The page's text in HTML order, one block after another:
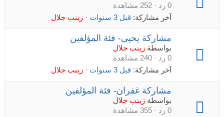
0 رد · 252 مشاهدة
آخر مشاركة: قبل 3 سنوات · زينب جلال
مشاركة يحيى- فئة المؤلفين
بواسطة زينب جلال
0 رد · 240 مشاهدة
آخر مشاركة: قبل 3 سنوات · زينب جلال
مشاركة غفران- فئة المؤلفين
بواسطة زينب جلال
0 رد · 355 مشاهدة